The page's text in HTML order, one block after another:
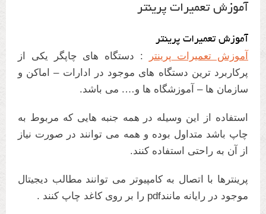
آموزش تعمیرات پرینتر
آموزش تعمیرات پرینتر
آموزش تعمیرات پرینتر
: دستگاه های چاپگر یکی از
پرکاربرد ترین دستگاه های موجود در ادارات – اماکن و
سازمان ها – آموزشگاه ها و…. می باشد.
استفاده از این وسیله در همه جنبه هایی که مربوط به
چاپ باشد متداول بوده و همه می توانند در صورت نیاز
از آن به راحتی استفاده کنند.
پرینترها با اتصال به کامپیوتر می توانند مطالب دیجیتال
موجود در رایانه مانندpdf را بر روی کاغد چاپ کنند .